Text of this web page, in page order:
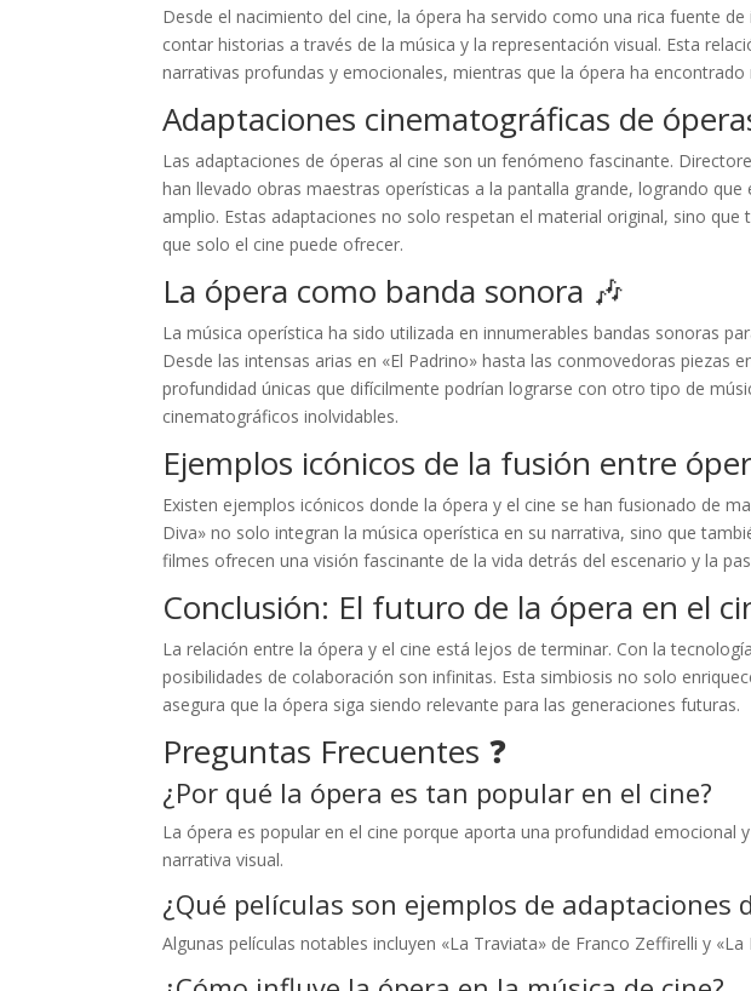
Desde el nacimiento del cine, la ópera ha servido como una rica fuente
contar historias a través de la música y la representación visual. Esta
narrativas profundas y emocionales, mientras que la ópera ha encontrado
Adaptaciones cinematográficas de
Las adaptaciones de óperas al cine son un fenómeno fascinante.
han llevado obras maestras operísticas a la pantalla grande, logrando
amplio. Estas adaptaciones no solo respetan el material original, sino que
que solo el cine puede ofrecer.
La ópera como banda sonora 🎶
La música operística ha sido utilizada en innumerables bandas sonoras
Desde las intensas arias en «El Padrino» hasta las conmovedoras piezas
profundidad únicas que difícilmente podrían lograrse con otro tipo de
cinematográficos inolvidables.
Ejemplos icónicos de la fusión entre
Existen ejemplos icónicos donde la ópera y el cine se han fusionado de
Diva» no solo integran la música operística en su narrativa, sino que
filmes ofrecen una visión fascinante de la vida detrás del escenario y la
Conclusión: El futuro de la ópera en el
La relación entre la ópera y el cine está lejos de terminar. Con la
posibilidades de colaboración son infinitas. Esta simbiosis no solo
asegura que la ópera siga siendo relevante para las generaciones futuras.
Preguntas Frecuentes ❓
¿Por qué la ópera es tan popular en el cine?
La ópera es popular en el cine porque aporta una profundidad emocional
narrativa visual.
¿Qué películas son ejemplos de adaptaciones
Algunas películas notables incluyen «La Traviata» de Franco Zeffirelli y